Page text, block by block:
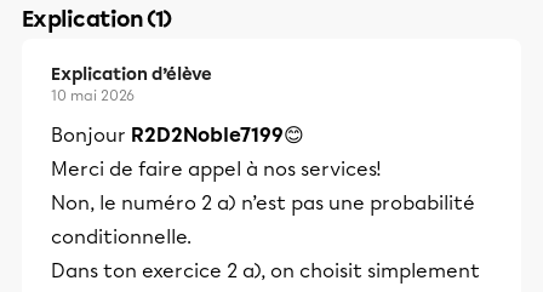
Explication (1)
Explication d’élève
10 mai 2026
Bonjour R2D2Noble7199😊
Merci de faire appel à nos services!
Non, le numéro 2 a) n’est pas une probabilité
conditionnelle.
Dans ton exercice 2 a), on choisit simplement